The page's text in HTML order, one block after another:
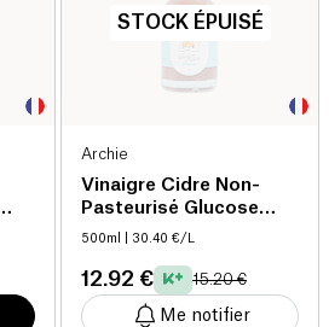
STOCK ÉPUISÉ
Archie
Vinaigre Cidre Non-
Pasteurisé Glucose
Goddess bio
500ml | 30.40 €/L
12.92 € 15.20 €
Me notifier